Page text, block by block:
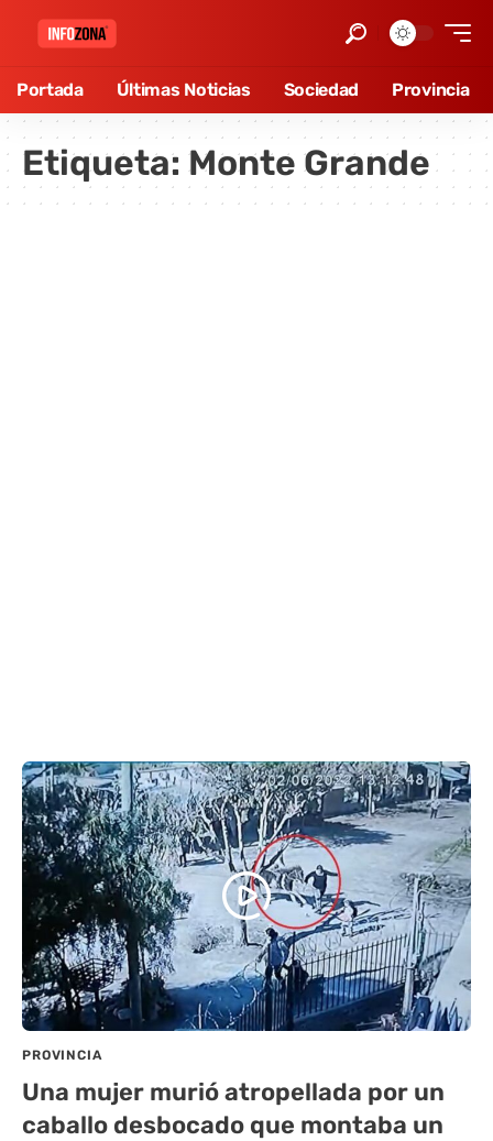
Portada Últimas Noticias Sociedad Provincia
Etiqueta: Monte Grande
PROVINCIA
Una mujer murió atropellada por un
caballo desbocado que montaba un